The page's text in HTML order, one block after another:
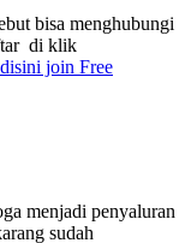
bisa menghubungi
di klik
join Free
menjadi penyaluran
sudah